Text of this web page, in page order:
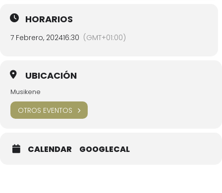
HORARIOS
7 Febrero, 202416:30 (GMT+01:00)
UBICACIÓN
Musikene
OTROS EVENTOS
CALENDAR GOOGLECAL